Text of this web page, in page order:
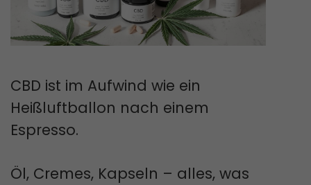
CBD ist im Aufwind wie ein
Heißluftballon nach einem
Espresso.
Öl, Cremes, Kapseln – alles, was